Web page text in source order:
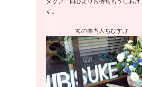
タッフ一同心よりお待ちもうしあげ
す。